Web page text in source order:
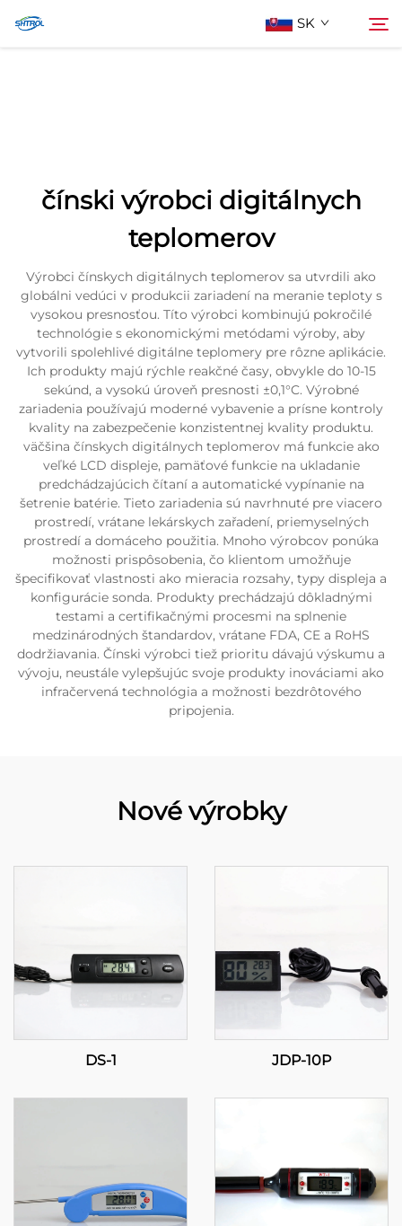
SK
Kontaktujte Nás
čínski výrobci digitálnych
teplomerov
Výrobci čínskych digitálnych teplomerov sa utvrdili ako
globálni vedúci v produkcii zariadení na meranie teploty s
vysokou presnosťou. Títo výrobci kombinujú pokročilé
technológie s ekonomickými metódami výroby, aby
vytvorili spolehlivé digitálne teplomery pre rôzne aplikácie.
Ich produkty majú rýchle reakčné časy, obvykle do 10-15
sekúnd, a vysokú úroveň presnosti ±0,1°C. Výrobné
zariadenia používajú moderné vybavenie a prísne kontroly
kvality na zabezpečenie konzistentnej kvality produktu.
väčšina čínskych digitálnych teplomerov má funkcie ako
veľké LCD displeje, pamäťové funkcie na ukladanie
predchádzajúcich čítaní a automatické vypínanie na
šetrenie batérie. Tieto zariadenia sú navrhnuté pre viacero
prostredí, vrátane lekárskych zařadení, priemyselných
prostredí a domáceho použitia. Mnoho výrobcov ponúka
možnosti prispôsobenia, čo klientom umožňuje
špecifikovať vlastnosti ako mieracia rozsahy, typy displeja a
konfigurácie sonda. Produkty prechádzajú dôkladnými
testami a certifikačnými procesmi na splnenie
medzinárodných štandardov, vrátane FDA, CE a RoHS
dodržiavania. Čínski výrobci tiež prioritu dávajú výskumu a
vývoju, neustále vylepšujúc svoje produkty inováciami ako
infračervená technológia a možnosti bezdrôtového
pripojenia.
Nové výrobky
DS-1 JDP-10P